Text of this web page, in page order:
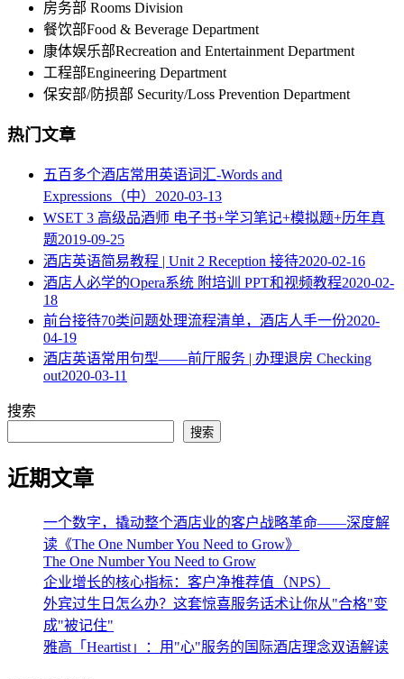
房务部 Rooms Division
餐饮部Food & Beverage Department
康体娱乐部Recreation and Entertainment Department
工程部Engineering Department
保安部/防损部 Security/Loss Prevention Department
热门文章
五百多个酒店常用英语词汇-Words and
Expressions（中） 2020-03-13
WSET 3 高级品酒师 电子书+学习笔记+模拟题+历年真
题2019-09-25
酒店英语简易教程 | Unit 2 Reception 接待2020-02-16
酒店人必学的Opera系统 附培训 PPT和视频教程2020-02-
18
​前台接待70类问题处理流程清单，酒店人手一份2020-
04-19
酒店英语常用句型——前厅服务 | 办理退房 Checking
out2020-03-11
搜索
搜索
近期文章
一个数字，撬动整个酒店业的客户战略革命——深度解
读《The One Number You Need to Grow》
The One Number You Need to Grow
企业增长的核心指标：客户净推荐值（NPS）
外宾过生日怎么办？这套惊喜服务话术让你从"合格"变
成"被记住"
雅高「Heartist」：用"心"服务的国际酒店理念双语解读